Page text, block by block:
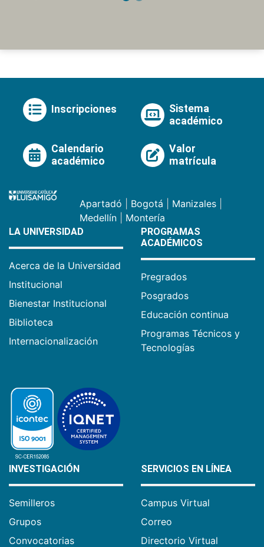
Inscripciones
Sistema
académico
Calendario
académico
Valor
matrícula
Apartadó Bogotá Manizales
Medellín
Montería
LA UNIVERSIDAD
Acerca de la Universidad
Institucional
Bienestar Institucional
Biblioteca
Internacionalización
PROGRAMAS
ACADÉMICOS
Pregrados
Posgrados
Educación continua
Programas Técnicos y
Tecnologías
INVESTIGACIÓN
Semilleros
Grupos
Convocatorias
SERVICIOS EN LÍNEA
Campus Virtual
Correo
Directorio Virtual